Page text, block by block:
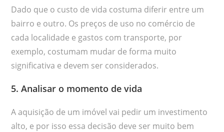
Dado que o custo de vida costuma diferir entre um
bairro e outro. Os preços de uso no comércio de
cada localidade e gastos com transporte, por
exemplo, costumam mudar de forma muito
significativa e devem ser considerados.
5. Analisar o momento de vida
A aquisição de um imóvel vai pedir um investimento
alto, e por isso essa decisão deve ser muito bem